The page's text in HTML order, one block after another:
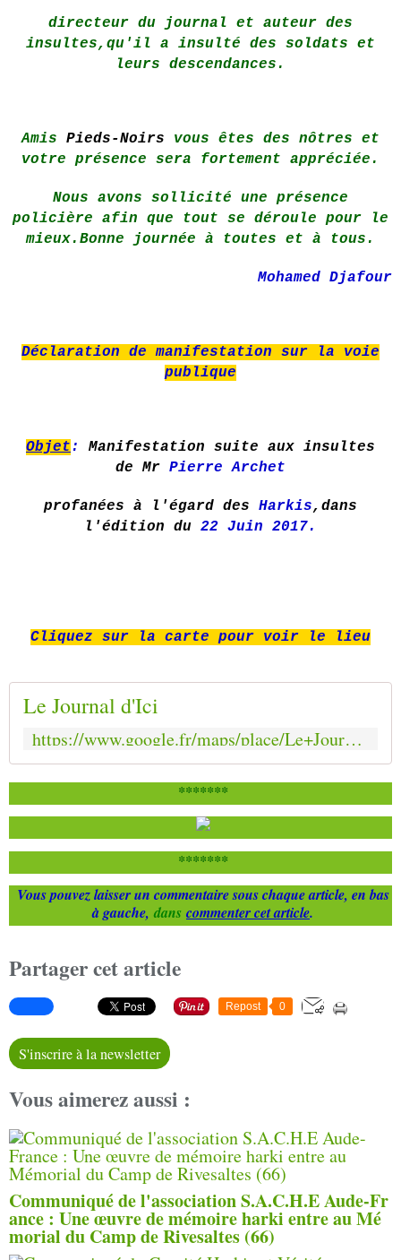
directeur du journal et auteur des
insultes,qu'il a insulté des soldats et
leurs descendances.
Amis Pieds-Noirs
vous êtes des nôtres et
votre présence sera fortement appréciée.
Nous avons sollicité une présence
policière afin que tout se déroule pour le
mieux.Bonne journée à toutes et à tous.
Mohamed Djafour
Déclaration de manifestation sur la voie
publique
Objet : Manifestation suite aux insultes
de
Mr Pierre Archet
profanées à l'égard des Harkis,dans
l'édition du 22 Juin 2017.
Cliquez sur la carte pour voir le lieu
Le Journal d'Ici
https://www.google.fr/maps/place/Le+Journal+d'Ici/@43.608507,2.2392053,17z/data=!3m1!4b1!4m5!3m4!1s0x12ae11e7eed10d85:0xd043d1400a9f72fb!8m2!3d43.608507!4d2.241394?dg=dbrw&newdg=1
*******
*******
Vous pouvez laisser un commentaire sous chaque article, en bas
à gauche, dans commenter cet article.
Partager cet article
Repost 0
S'inscrire à la newsletter
Vous aimerez aussi :
Communiqué de l'association S.A.C.H.E Aude-Fr
ance : Une œuvre de mémoire harki entre au Mé
morial du Camp de Rivesaltes (66)